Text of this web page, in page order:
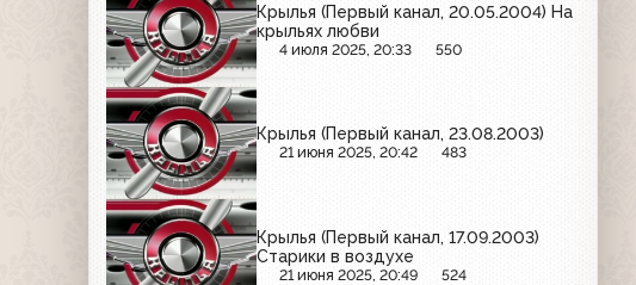
Крылья (Первый канал, 20.05.2004) На
крыльях любви
4 июля 2025, 20:33 550
Крылья (Первый канал, 23.08.2003)
21 июня 2025, 20:42 483
Крылья (Первый канал, 17.09.2003)
Старики в воздухе
21 июня 2025, 20:49 524